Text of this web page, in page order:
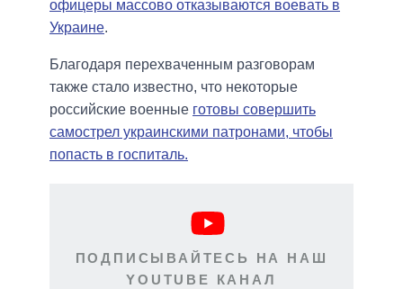
офицеры массово отказываются воевать в
Украине.
Благодаря перехваченным разговорам
также стало известно, что некоторые
российские военные готовы совершить
самострел украинскими патронами, чтобы
попасть в госпиталь.
ПОДПИСЫВАЙТЕСЬ НА НАШ
YOUTUBE КАНАЛ